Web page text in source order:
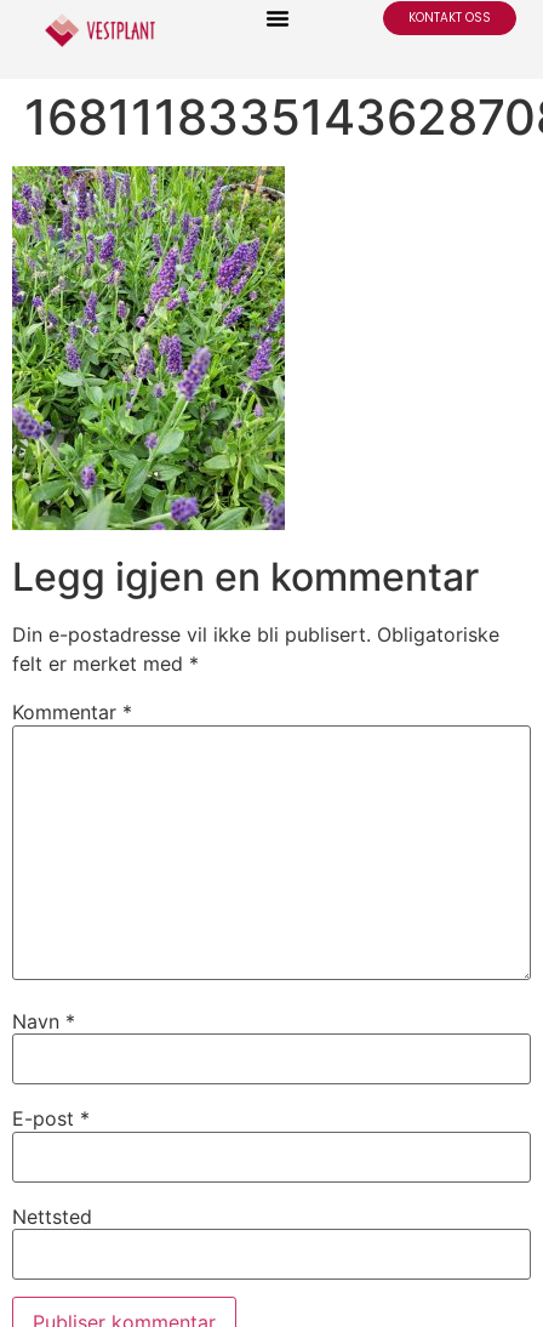
KONTAKT OSS
Legg igjen en kommentar
Din e-postadresse vil ikke bli publisert. Obligatoriske
felt er merket med *
Kommentar *
Navn *
E-post *
Nettsted